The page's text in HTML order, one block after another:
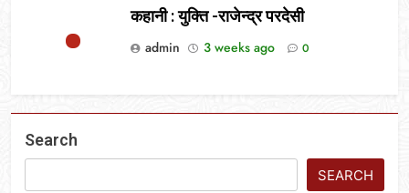
कहानी : युक्ति -राजेन्द्र परदेसी
admin
3 weeks ago 0
Search
SEARCH